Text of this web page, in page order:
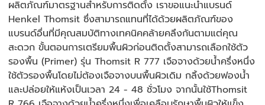
ผลิตภัณฑ์มาตรฐานสำหรับการติดตั้ง เราขอแนะนำแบรนด์
Henkel Thomsit ซึ่งสามารถแทนที่ได้ด้วยผลิตภัณฑ์ของ
แบรนด์อื่นที่มีคุณสมบัติทางเทคนิคคล้ายคลึงกันตามแต่คุณ
สะดวก ขั้นตอนการเตรียมพื้นผิวก่อนติดตั้งสามารถเลือกใช้ตัว
รองพื้น (Primer) รุ่น Thomsit R 777 เจือจางด้วยน้ำครึ่งหนึ่ง
ใช้ตัวรองพื้นโดยไม่ต้องเจือจางบนพื้นผิวเดิม กลิ้งด้วยฟองน้ำ
และปล่อยให้แห้งเป็นเวลา 24 - 48 ชั่วโมง จากนั้นใช้Thomsit